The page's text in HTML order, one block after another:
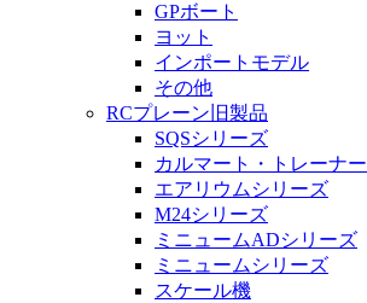
GPボート
ヨット
インポートモデル
その他
RCプレーン旧製品
SQSシリーズ
カルマート・トレーナー
エアリウムシリーズ
M24シリーズ
ミニュームADシリーズ
ミニュームシリーズ
スケール機